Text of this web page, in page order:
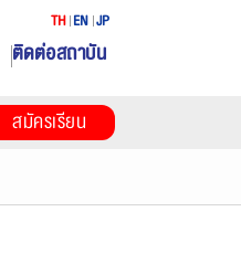
ติดต่อสถาบัน
TH EN JP
สมัครเรียน